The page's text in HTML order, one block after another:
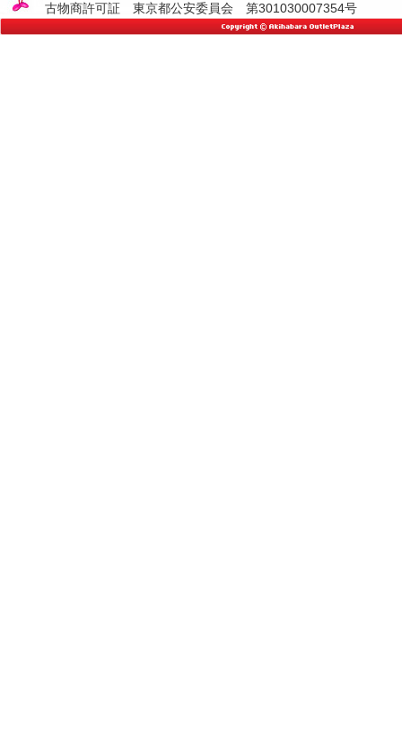
古物商許可証 東京都公安委員会 第301030007354号